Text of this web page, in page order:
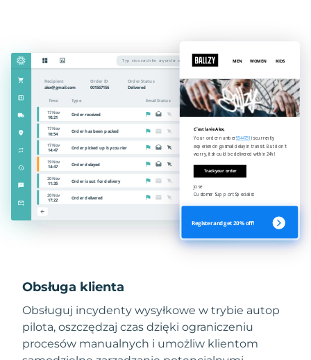
Obsługa klienta
Obsługuj incydenty wysyłkowe w trybie autop
pilota, oszczędzaj czas dzięki ograniczeniu
procesów manualnych i umożliw klientom